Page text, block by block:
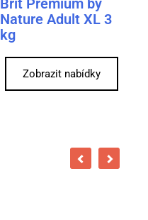
Brit Premium by
Nature Adult XL 3
kg
Zobrazit nabídky